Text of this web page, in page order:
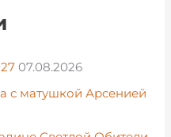
07.08.2026
с матушкой Арсенией